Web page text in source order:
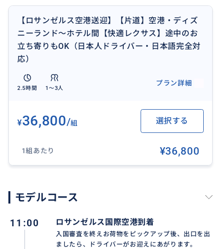
ザ リッツ カールトン ロサンゼルスホテル
ロサンゼルス・ダウンタウン・ステイプルズ・センタ
*****************
時間半以内の目的地まで、事故歴なしのベテラン日本
人ドライバーがロサンゼルス国際空港へお迎え、ホテ
きます。
◼️車両は『レクサス』のSUVです。
◼️お持ちのスーツケース次第では４名様まで対応可能。
【ロサンゼルス空港送迎】【片道】空港・ディズ
ニーランド〜ホテル間【快適レクサス】途中のお
立ち寄りもOK（日本人ドライバー・日本語完全対
応）
2.5時間 1〜3人
プラン詳細
¥36,800/組 選択する
1組あたり ¥36,800
モデルコース
11:00 ロサンゼルス国際空港到着
入国審査を終えお荷物をピックアップ後、出口を出
ましたら、ドライバーがお迎えにあがります。